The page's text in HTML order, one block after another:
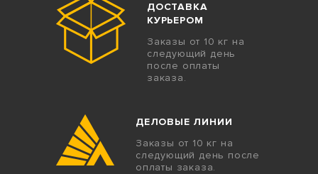
ДОСТАВКА
КУРЬЕРОМ
Заказы от 10 кг на
следующий день
после оплаты
заказа.
ДЕЛОВЫЕ ЛИНИИ
Заказы от 10 кг на
следующий день после
оплаты заказа.